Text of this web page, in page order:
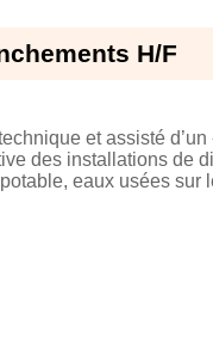
H/F
et assisté
des installations de
eaux usées sur